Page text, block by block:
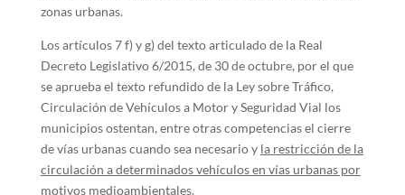
zonas urbanas.
Los artículos 7 f) y g) del texto articulado de la Real
Decreto Legislativo 6/2015, de 30 de octubre, por el que
se aprueba el texto refundido de la Ley sobre Tráfico,
Circulación de Vehículos a Motor y Seguridad Vial los
municipios ostentan, entre otras competencias el cierre
de vías urbanas cuando sea necesario y la restricción de la
circulación a determinados vehículos en vías urbanas por
motivos medioambientales.